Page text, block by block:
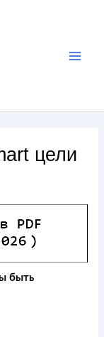
цели
быть